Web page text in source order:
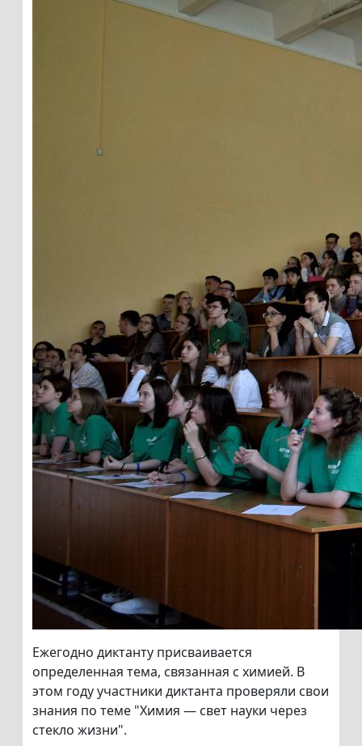
Ежегодно диктанту присваивается
определенная тема, связанная с химией. В
этом году участники диктанта проверяли свои
знания по теме "Химия — свет науки через
стекло жизни".